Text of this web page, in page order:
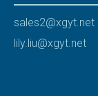
sales2@xgyt.net
lily.liu@xgyt.net